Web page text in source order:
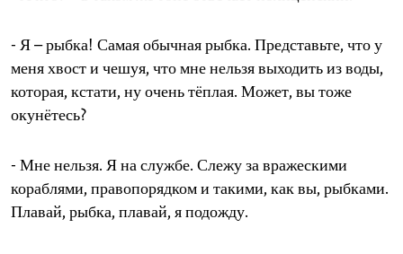
- Я – рыбка! Самая обычная рыбка. Представьте, что у
меня хвост и чешуя, что мне нельзя выходить из воды,
которая, кстати, ну очень тёплая. Может, вы тоже
окунётесь?
- Мне нельзя. Я на службе. Слежу за вражескими
кораблями, правопорядком и такими, как вы, рыбками.
Плавай, рыбка, плавай, я подожду.